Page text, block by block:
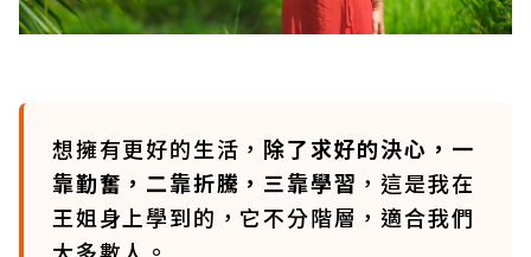
想擁有更好的生活， 除了求好的決心，一
靠勤奮，二靠折騰，三靠學習 ，這是我在
王姐身上學到的，它不分階層，適合我們